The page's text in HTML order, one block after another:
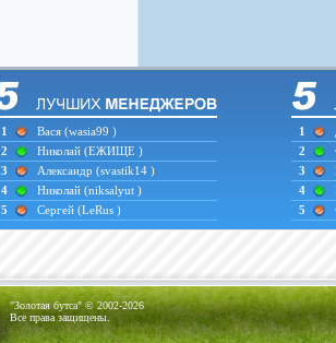
1 Вася (wasia99 )
2
Николай (ЕЖИЩЕ )
3
Александр (svastik14 )
4
Николай (niksalyut )
5
Сергей (LeRus )
1
2
3
4
5
"Золотая бутса" © 2002-2026
Все права защищены.